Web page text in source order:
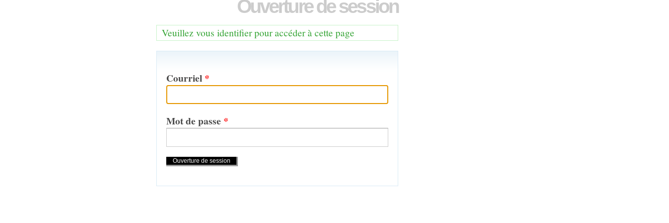
Ouverture de session
Veuillez vous identifier pour accéder à cette page
Courriel *
Mot de passe *
Actions